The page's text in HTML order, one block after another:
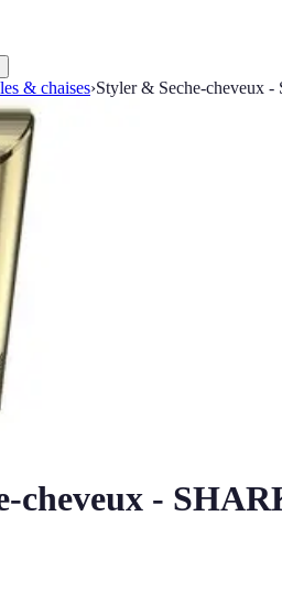
& chaises›Styler & Seche-cheveux
cheveux -